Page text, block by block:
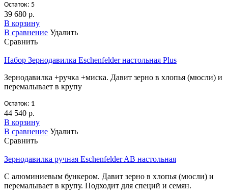
Остаток: 5
39 680 р.
В корзину
В сравнение Удалить
Сравнить
Набор Зернодавилка Eschenfelder настольная Plus
Зернодавилка +ручка +миска. Давит зерно в хлопья (мюсли) и
перемалывает в крупу
Остаток: 1
44 540 р.
В корзину
В сравнение Удалить
Сравнить
Зернодавилка ручная Eschenfelder AB настольная
С алюминиевым бункером. Давит зерно в хлопья (мюсли) и
перемалывает в крупу. Подходит для специй и семян.